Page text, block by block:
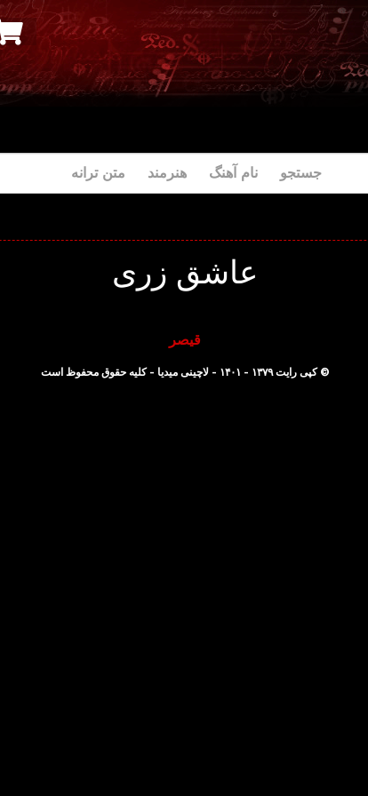
جستجو نام آهنگ هنرمند متن ترانه
عاشق زری
قیصر
© کپی رایت ۱۳۷۹ - ۱۴۰۱ - لاچینی میدیا - کلیه حقوق محفوظ است